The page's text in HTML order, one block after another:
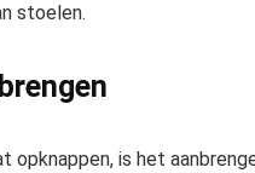
stoelen.
opknappen, is het